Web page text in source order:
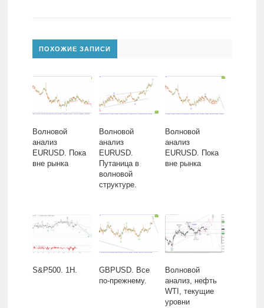
ПОХОЖИЕ ЗАПИСИ
Волновой
анализ
EURUSD. Пока
вне рынка
Волновой
анализ
EURUSD.
Путаница в
волновой
структуре.
Волновой
анализ
EURUSD. Пока
вне рынка
S&P500. 1H.
GBPUSD. Все
по-прежнему.
Волновой
анализ, нефть
WTI, текущие
уровни